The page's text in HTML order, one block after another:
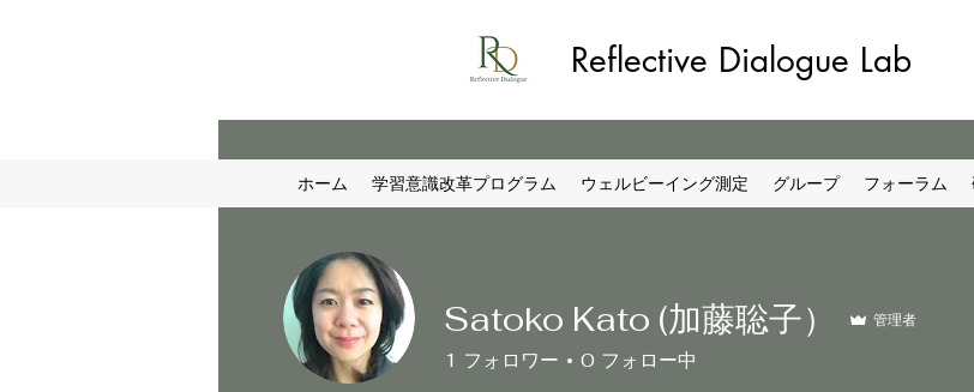
Reflective Dialogue Lab
ホーム 学習意識改革プログラム ウェルビーイング測定 グループ フォーラム
Satoko Kato (加藤聡子） 管理者
1 フォロワー 0 フォロー中